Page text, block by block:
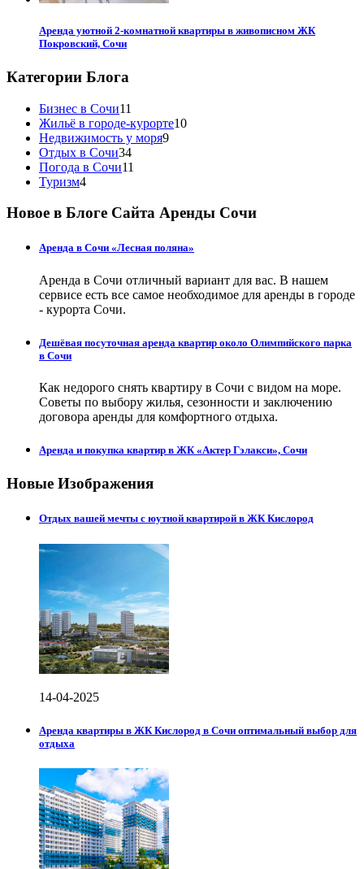
Аренда уютной 2-комнатной квартиры в живописном ЖК
Покровский, Сочи
Категории Блога
Бизнес в Сочи11
Жильё в городе-курорте10
Недвижимость у моря9
Отдых в Сочи34
Погода в Сочи11
Туризм4
Новое в Блоге Сайта Аренды Сочи
Аренда в Сочи «Лесная поляна»
Аренда в Сочи отличный вариант для вас. В нашем
сервисе есть все самое необходимое для аренды в городе
- курорта Сочи.
Дешёвая посуточная аренда квартир около Олимпийского парка
в Сочи
Как недорого снять квартиру в Сочи с видом на море.
Советы по выбору жилья, сезонности и заключению
договора аренды для комфортного отдыха.
Аренда и покупка квартир в ЖК «Актер Гэлакси», Сочи
Новые Изображения
Отдых вашей мечты с юутной квартирой в ЖК Кислород
14-04-2025
Аренда квартиры в ЖК Кислород в Сочи оптимальный выбор для
отдыха